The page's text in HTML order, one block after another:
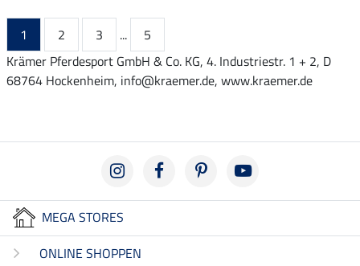
1 2 3 ...
5
Krämer Pferdesport GmbH & Co. KG, 4. Industriestr. 1 + 2, D
68764 Hockenheim, info@kraemer.de, www.kraemer.de
MEGA STORES
ONLINE SHOPPEN